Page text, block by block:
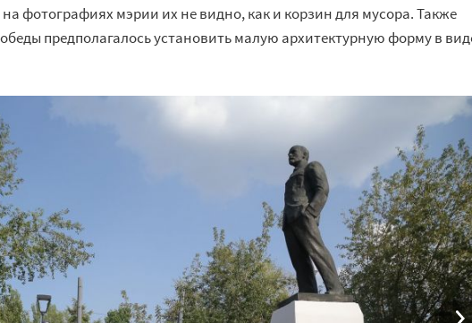
фотографиях мэрии их не видно, как и корзин для мусора. Также
предполагалось установить малую архитектурную форму в